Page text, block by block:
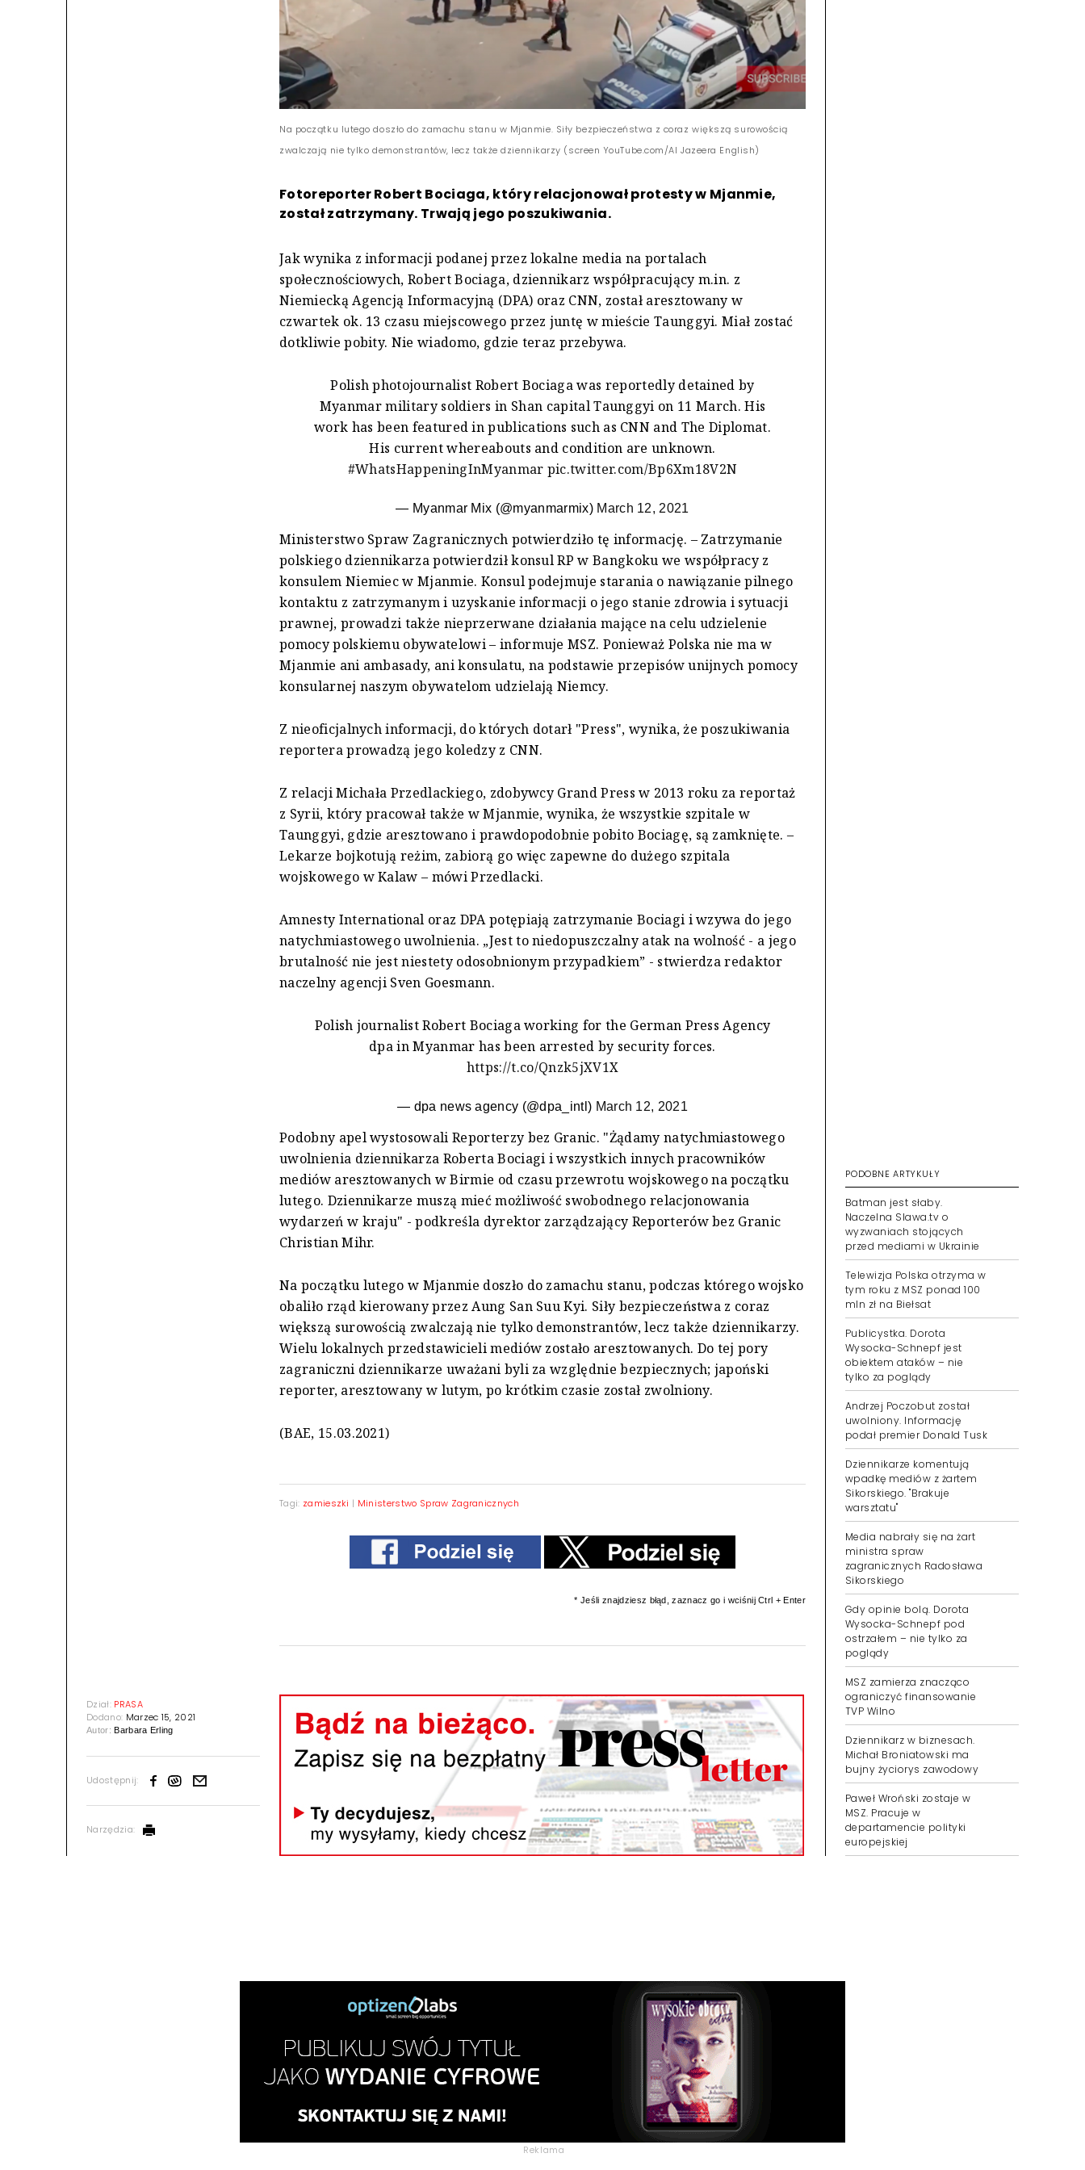
Dział: PRASA
Dodano: Marzec 15, 2021
Autor:Barbara Erling
Udostępnij:
Narzędzia:
Na początku lutego doszło do zamachu stanu w Mjanmie. Siły bezpieczeństwa z coraz większą surowością
zwalczają nie tylko demonstrantów, lecz także dziennikarzy (screen YouTube.com/Al Jazeera English)
Fotoreporter Robert Bociaga, który relacjonował protesty w Mjanmie,
został zatrzymany. Trwają jego poszukiwania.
Jak wynika z informacji podanej przez lokalne media na portalach
społecznościowych, Robert Bociaga, dziennikarz współpracujący m.in. z
Niemiecką Agencją Informacyjną (DPA) oraz CNN, został aresztowany w
czwartek ok. 13 czasu miejscowego przez juntę w mieście Taunggyi. Miał zostać
dotkliwie pobity. Nie wiadomo, gdzie teraz przebywa.
Polish photojournalist Robert Bociaga was reportedly detained by
Myanmar military soldiers in Shan capital Taunggyi on 11 March. His
work has been featured in publications such as CNN and The Diplomat.
His current whereabouts and condition are unknown.
#WhatsHappeningInMyanmar pic.twitter.com/Bp6Xm18V2N
— Myanmar Mix (@myanmarmix) March 12, 2021
Ministerstwo Spraw Zagranicznych potwierdziło tę informację. – Zatrzymanie
polskiego dziennikarza potwierdził konsul RP w Bangkoku we współpracy z
konsulem Niemiec w Mjanmie. Konsul podejmuje starania o nawiązanie pilnego
kontaktu z zatrzymanym i uzyskanie informacji o jego stanie zdrowia i sytuacji
prawnej, prowadzi także nieprzerwane działania mające na celu udzielenie
pomocy polskiemu obywatelowi – informuje MSZ. Ponieważ Polska nie ma w
Mjanmie ani ambasady, ani konsulatu, na podstawie przepisów unijnych pomocy
konsularnej naszym obywatelom udzielają Niemcy.
Z nieoficjalnych informacji, do których dotarł "Press", wynika, że poszukiwania
reportera prowadzą jego koledzy z CNN.
Z relacji Michała Przedlackiego, zdobywcy Grand Press w 2013 roku za reportaż
z Syrii, który pracował także w Mjanmie, wynika, że wszystkie szpitale w
Taunggyi, gdzie aresztowano i prawdopodobnie pobito Bociagę, są zamknięte. –
Lekarze bojkotują reżim, zabiorą go więc zapewne do dużego szpitala
wojskowego w Kalaw – mówi Przedlacki.
Amnesty International oraz DPA potępiają zatrzymanie Bociagi i wzywa do jego
natychmiastowego uwolnienia. „Jest to niedopuszczalny atak na wolność - a jego
brutalność nie jest niestety odosobnionym przypadkiem” - stwierdza redaktor
naczelny agencji Sven Goesmann.
Polish journalist Robert Bociaga working for the German Press Agency
dpa in Myanmar has been arrested by security forces.
https://t.co/Qnzk5jXV1X
— dpa news agency (@dpa_intl) March 12, 2021
Podobny apel wystosowali Reporterzy bez Granic. "Żądamy natychmiastowego
uwolnienia dziennikarza Roberta Bociagi i wszystkich innych pracowników
mediów aresztowanych w Birmie od czasu przewrotu wojskowego na początku
lutego. Dziennikarze muszą mieć możliwość swobodnego relacjonowania
wydarzeń w kraju" - podkreśla dyrektor zarządzający Reporterów bez Granic
Christian Mihr.
Na początku lutego w Mjanmie doszło do zamachu stanu, podczas którego wojsko
obaliło rząd kierowany przez Aung San Suu Kyi. Siły bezpieczeństwa z coraz
większą surowością zwalczają nie tylko demonstrantów, lecz także dziennikarzy.
Wielu lokalnych przedstawicieli mediów zostało aresztowanych. Do tej pory
zagraniczni dziennikarze uważani byli za względnie bezpiecznych; japoński
reporter, aresztowany w lutym, po krótkim czasie został zwolniony.
(BAE, 15.03.2021)
Tagi: zamieszki | Ministerstwo Spraw Zagranicznych
* Jeśli znajdziesz błąd, zaznacz go i wciśnij Ctrl + Enter
PODOBNE ARTYKUŁY
Batman jest słaby.
Naczelna Slawa.tv o
wyzwaniach stojących
przed mediami w Ukrainie
Telewizja Polska otrzyma w
tym roku z MSZ ponad 100
mln zł na Biełsat
Publicystka. Dorota
Wysocka-Schnepf jest
obiektem ataków – nie
tylko za poglądy
Andrzej Poczobut został
uwolniony. Informację
podał premier Donald Tusk
Dziennikarze komentują
wpadkę mediów z żartem
Sikorskiego. "Brakuje
warsztatu"
Media nabrały się na żart
ministra spraw
zagranicznych Radosława
Sikorskiego
Gdy opinie bolą. Dorota
Wysocka-Schnepf pod
ostrzałem – nie tylko za
poglądy
MSZ zamierza znacząco
ograniczyć finansowanie
TVP Wilno
Dziennikarz w biznesach.
Michał Broniatowski ma
bujny życiorys zawodowy
Paweł Wroński zostaje w
MSZ. Pracuje w
departamencie polityki
europejskiej
Reklama